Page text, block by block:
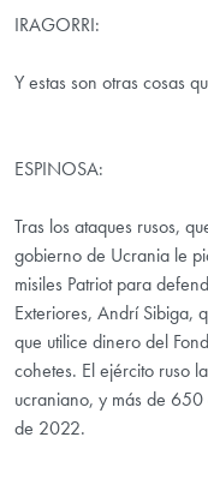
IRAGORRI:
Y estas son otras cosas
ESPINOSA:
Tras los ataques rusos,
gobierno de Ucrania le
misiles Patriot para
Exteriores, Andrí Sibiga,
que utilice dinero del
cohetes. El ejército ruso
ucraniano, y más de
de 2022.